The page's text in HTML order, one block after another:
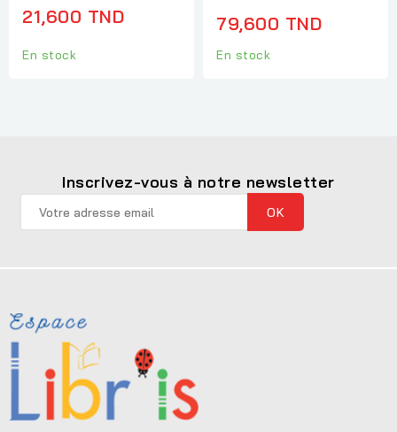
21,600 TND
En stock
79,600 TND
En stock
Inscrivez-vous à notre newsletter